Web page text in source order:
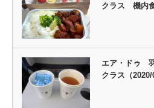
クラス 機内
エア・ドゥ
クラス（